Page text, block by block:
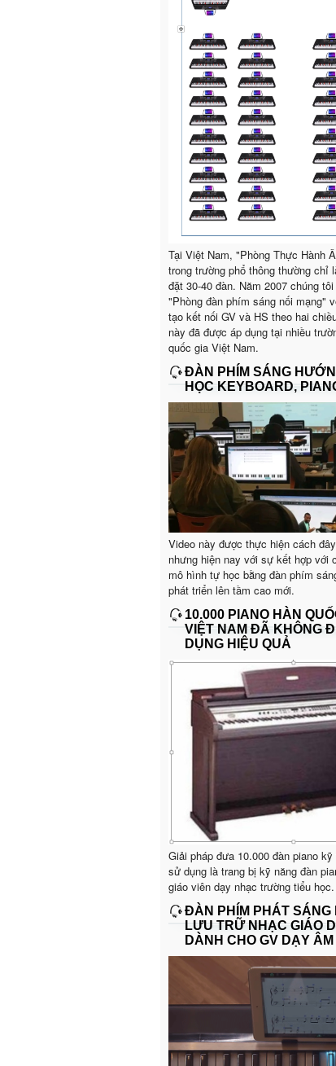
Tại Việt Nam, "Phòng Thực Hành
trong trường phổ thông thường chỉ
đặt 30-40 đàn. Năm 2007 chúng
"Phòng đàn phím sáng nối mạng"
tạo kết nối GV và HS theo hai
này đã được áp dụng tại nhiều
quốc gia Việt Nam.
ĐÀN PHÍM SÁNG
HỌC KEYBOARD,
Video này được thực hiện cách
nhưng hiện nay với sự kết hợp với
mô hình tự học bằng đàn phím
phát triển lên tầm cao mới.
10.000 PIANO HÀN
VIỆT NAM ĐÃ KHÔNG
DỤNG HIỆU QUẢ
Giải pháp đưa 10.000 đàn piano
sử dụng là trang bị kỹ năng đàn
giáo viên dạy nhạc trường tiểu học.
ĐÀN PHÍM PHÁT SÁNG
LƯU TRỮ NHẠC GIÁO
DÀNH CHO GV DẠY